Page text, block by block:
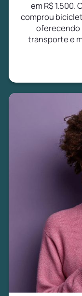
em R$ 1.500.
comprou
oferecendo
transporte e